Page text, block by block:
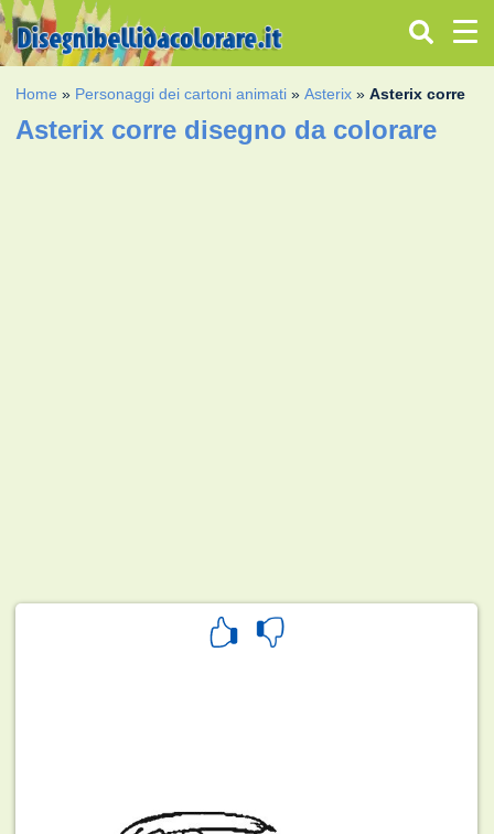
Home » Personaggi dei cartoni animati »Asterix »Asterix corre
Asterix corre disegno da colorare